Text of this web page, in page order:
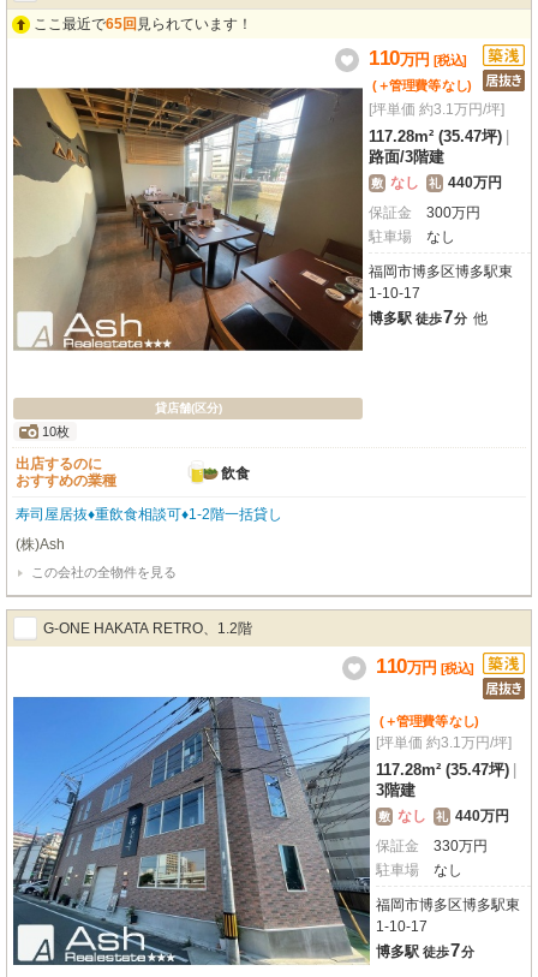
ここ最近で65回 見られています！
貸店舗(区分)
10枚
110万円 [税込]
(＋管理費等なし)
[坪単価 約3.1万円/坪]
117.28m² (35.47坪)
路面/3階建
敷 なし 礼 440万円
保証金
300万円
駐車場
なし
福岡市博多区博多駅東
1-10-17
博多駅 徒歩7分 他
出店するのに
おすすめの業種
飲食
寿司屋居抜♦重飲食相談可♦1-2階一括貸し
(株)Ash
この会社の全物件を見る
G-ONE HAKATA RETRO、1.2階
110万円 [税込]
(＋管理費等なし)
[坪単価 約3.1万円/坪]
117.28m² (35.47坪)
3階建
敷 なし 礼 440万円
保証金
330万円
駐車場
なし
福岡市博多区博多駅東
1-10-17
博多駅 徒歩7分